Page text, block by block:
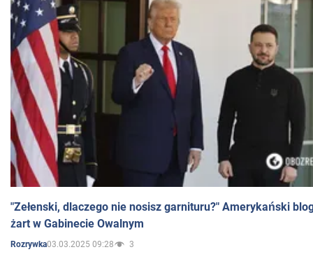
"Zełenski, dlaczego nie nosisz garnituru?" Amerykański
żart w Gabinecie Owalnym
Rozrywka03.03.2025 09:28 3